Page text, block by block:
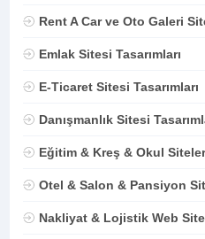
Rent A Car ve Oto Galeri
Emlak Sitesi Tasarımları
E-Ticaret Sitesi Tasarımları
Danışmanlık Sitesi
Eğitim & Kreş & Okul
Otel & Salon & Pansiyon
Nakliyat & Lojistik Web